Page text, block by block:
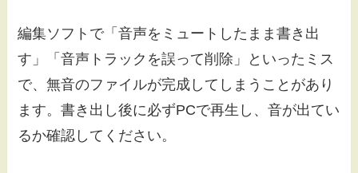
編集ソフトで「音声をミュートしたまま書き出
す」「音声トラックを誤って削除」といったミス
で、無音のファイルが完成してしまうことがあり
ます。書き出し後に必ずPCで再生し、音が出てい
るか確認してください。